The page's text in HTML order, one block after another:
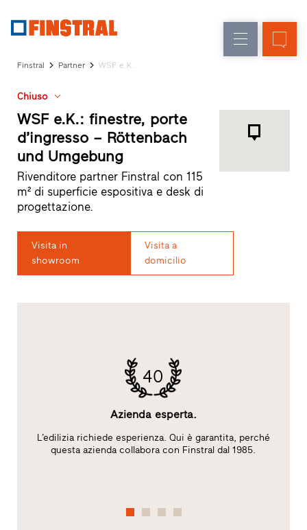
Pareti
vetrate
costruzione
per
il
Programma
per
Partner
Finstral
Ricerca
Collegamenti
rapidi
Finstral Partner WSF e.K.
Chiuso
WSF e.K.: finestre, porte
d’ingresso – Röttenbach
und Umgebung
Rivenditore partner Finstral con 115
m² di superficie espositiva e desk di
progettazione.
Visita in
showroom
Visita a
domicilio
40
Azienda esperta.
L’edilizia richiede esperienza. Qui è garantita, perché
questa azienda collabora con Finstral dal 1985.